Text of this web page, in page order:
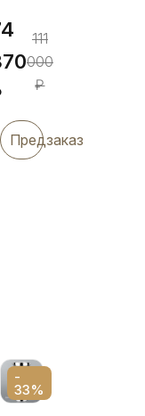
111
000
₽
Предзаказ
-
33%